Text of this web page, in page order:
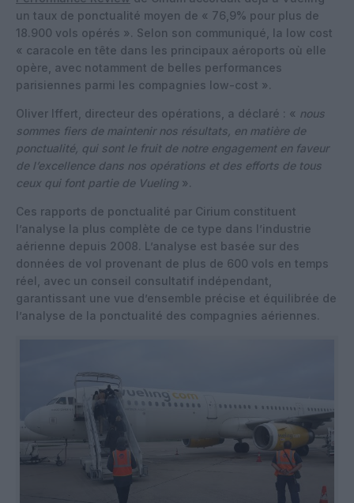
un taux de ponctualité moyen de « 76,9% pour plus de
18.900 vols opérés ». Selon son communiqué, la low cost
« caracole en tête dans les principaux aéroports où elle
opère, avec notamment de belles performances
parisiennes parmi les compagnies low-cost ».
Oliver Iffert, directeur des opérations, a déclaré : « nous
sommes fiers de maintenir nos résultats, en matière de
ponctualité, qui sont le fruit de notre engagement en faveur
de l’excellence dans nos opérations et des efforts de tous
ceux qui font partie de Vueling ».
Ces rapports de ponctualité par Cirium constituent
l’analyse la plus complète de ce type dans l’industrie
aérienne depuis 2008. L’analyse est basée sur des
données de vol provenant de plus de 600 vols en temps
réel, avec un conseil consultatif indépendant,
garantissant une vue d’ensemble précise et équilibrée de
l’analyse de la ponctualité des compagnies aériennes.